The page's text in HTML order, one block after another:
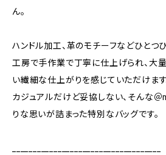
ん。
ハンドル加工、革のモチーフなどひと
工房で手作業で丁寧に仕上げられ、大
い繊細な仕上がりを感じていただけます
カジュアルだけど妥協しない、そんな
りな思いが詰まった特別なバッグです。